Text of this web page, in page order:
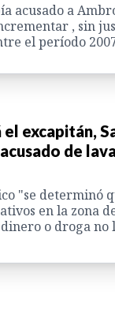
acusado a
, sin
el período
excapitán,
de
"se determinó
en la zona
o droga no